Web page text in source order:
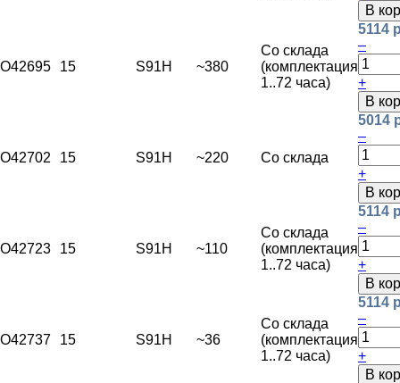
В
O42695 15 S91H ~380
Со склада
(комплектация
1..72 часа)
5114
–
+
В
O42702 15 S91H ~220 Со склада
5014
–
+
В
O42723 15 S91H ~110
Со склада
(комплектация
1..72 часа)
5114
–
+
В
O42737 15 S91H ~36
Со склада
(комплектация
1..72 часа)
5114
–
+
В